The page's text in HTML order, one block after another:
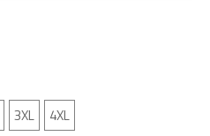
3XL 4XL